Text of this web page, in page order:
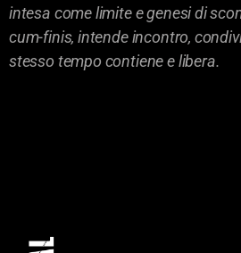
intesa come limite e genesi di
cum-finis, intende incontro,
stesso tempo contiene e libera.